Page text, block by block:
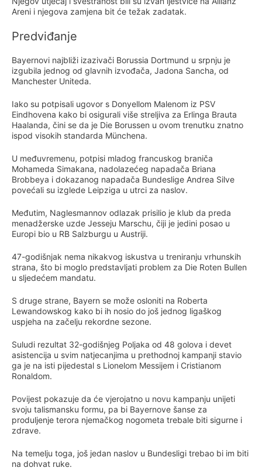
Areni i njegova zamjena bit će težak zadatak.
Predviđanje
Bayernovi najbliži izazivači Borussia Dortmund u srpnju je
izgubila jednog od glavnih izvođača, Jadona Sancha, od
Manchester Uniteda.
Iako su potpisali ugovor s Donyellom Malenom iz PSV
Eindhovena kako bi osigurali više streljiva za Erlinga Brauta
Haalanda, čini se da je Die Borussen u ovom trenutku znatno
ispod visokih standarda Münchena.
U međuvremenu, potpisi mladog francuskog braniča
Mohameda Simakana, nadolazećeg napadača Briana
Brobbeya i dokazanog napadača Bundeslige Andrea Silve
povećali su izglede Leipziga u utrci za naslov.
Međutim, Naglesmannov odlazak prisilio je klub da preda
menadžerske uzde Jesseju Marschu, čiji je jedini posao u
Europi bio u RB Salzburgu u Austriji.
47-godišnjak nema nikakvog iskustva u treniranju vrhunskih
strana, što bi moglo predstavljati problem za Die Roten Bullen
u sljedećem mandatu.
S druge strane, Bayern se može osloniti na Roberta
Lewandowskog kako bi ih nosio do još jednog ligaškog
uspjeha na začelju rekordne sezone.
Suludi rezultat 32-godišnjeg Poljaka od 48 golova i devet
asistencija u svim natjecanjima u prethodnoj kampanji stavio
ga je na isti pijedestal s Lionelom Messijem i Cristianom
Ronaldom.
Povijest pokazuje da će vjerojatno u novu kampanju unijeti
svoju talismansku formu, pa bi Bayernove šanse za
produljenje terora njemačkog nogometa trebale biti sigurne i
zdrave.
Na temelju toga, još jedan naslov u Bundesligi trebao bi im biti
na dohvat ruke.